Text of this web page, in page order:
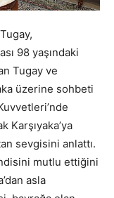
98 yaşındaki
Tugay ve
üzerine sohbeti
Karşıyaka’ya
sevgisini anlattı.
mutlu ettiğini
asla